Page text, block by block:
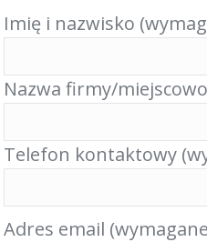
Imię i nazwisko
Nazwa firmy/
Telefon kontaktowy
Adres email